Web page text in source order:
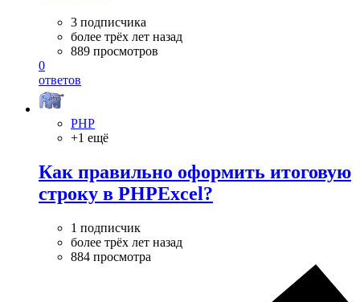
3 подписчика
более трёх лет назад
889 просмотров
0
ответов
PHP
+1 ещё
Как правильно оформить итоговую
строку в PHPExcel?
1 подписчик
более трёх лет назад
884 просмотра